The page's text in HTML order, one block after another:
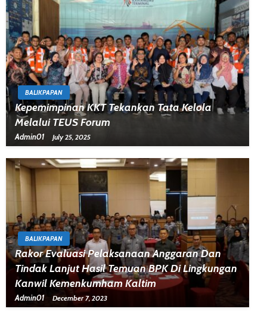
BALIKPAPAN
Kepemimpinan KKT Tekankan Tata Kelola
Melalui TEUS Forum
Admin01 July 25, 2025
BALIKPAPAN
Rakor Evaluasi Pelaksanaan Anggaran Dan
Tindak Lanjut Hasil Temuan BPK Di Lingkungan
Kanwil Kemenkumham Kaltim
Admin01 December 7, 2023